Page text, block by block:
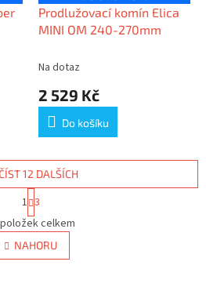
Prodlužovací komín Elica
MINI OM 240-270mm
Na dotaz
2 529 Kč
Do košíku
O
v
l
á
12 DALŠÍCH
t
r
á
n
k
1 3
celkem
NAHORU